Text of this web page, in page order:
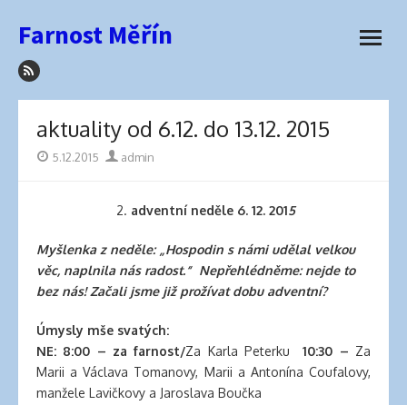
with
na
Farnost Měřín
otevřít
aktuality od 6.12. do 13.12. 2015
Publikováno
5.12.2015 Autoradmin
2. adventní neděle 6. 12. 2015
Myšlenka z neděle: „Hospodin s námi udělal velkou
věc, naplnila nás radost.“ Nepřehlédněme: nejde to
bez nás! Začali jsme již prožívat dobu adventní?
Úmysly mše svatých:
NE: 8:00 – za farnost/Za Karla Peterku 10:30 – Za
Marii a Václava Tomanovy, Marii a Antonína Coufalovy,
manžele Lavičkovy a Jaroslava Boučka